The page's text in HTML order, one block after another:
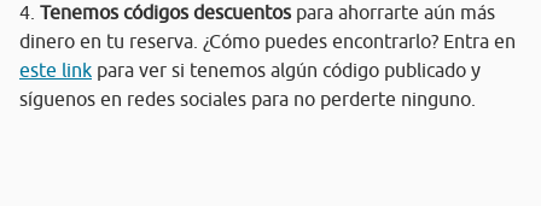
4. Tenemos códigos descuentos para ahorrarte aún más
dinero en tu reserva. ¿Cómo puedes encontrarlo? Entra en
este link para ver si tenemos algún código publicado y
síguenos en redes sociales para no perderte ninguno.